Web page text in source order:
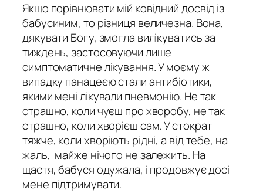
Якщо порівнювати мій ковідний досвід із
бабусиним, то різниця величезна. Вона,
дякувати Богу, змогла вилікуватись за
тиждень, застосовуючи лише
симптоматичне лікування. У моєму ж
випадку панацеєю стали антибіотики,
якими мені лікували пневмонію. Не так
страшно, коли чуєш про хворобу, не так
страшно, коли хворієш сам. У стократ
тяжче, коли хворіють рідні, а від тебе, на
жаль, майже нічого не залежить. На
щастя, бабуся одужала, і продовжує досі
мене підтримувати.